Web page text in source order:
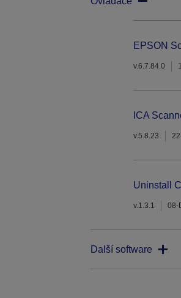
EPSON
v.6.7.84.0
ICA
v.5.8.23
Uninstall
v.1.3.1 08-
Další software